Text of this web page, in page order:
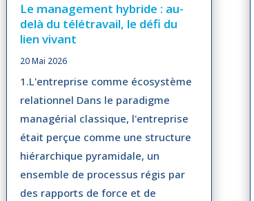
Le management hybride : au-
delà du télétravail, le défi du
lien vivant
20 Mai 2026
1.L'entreprise comme écosystème
relationnel Dans le paradigme
managérial classique, l'entreprise
était perçue comme une structure
hiérarchique pyramidale, un
ensemble de processus régis par
des rapports de force et de